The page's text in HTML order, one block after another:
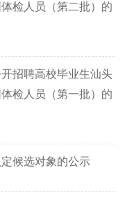
检人员（第二批）的
招聘高校毕业生汕头
检人员（第一批）的
候选对象的公示